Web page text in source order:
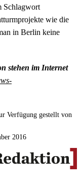
Schlagwort
wie die
in Berlin keine
stehen im Internet
Verfügung gestellt von
2016